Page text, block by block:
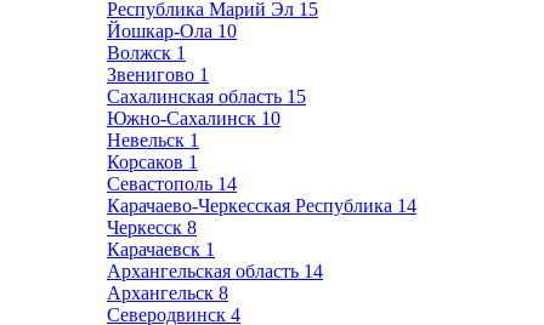
Республика Марий Эл 15
Йошкар-Ола 10
Волжск 1
Звенигово 1
Сахалинская область 15
Южно-Сахалинск 10
Невельск 1
Корсаков 1
Севастополь 14
Карачаево-Черкесская Республика 14
Черкесск 8
Карачаевск 1
Архангельская область 14
Архангельск 8
Северодвинск 4